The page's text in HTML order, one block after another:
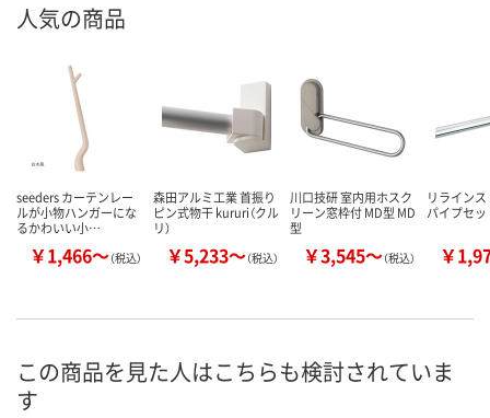
人気の商品
seeders カーテンレー
ルが小物ハンガーにな
るかわいい小…
￥1,466～（税込）
森田アルミ工業 首振り
ピン式物干 kururi（クル
リ）
￥5,233～（税込）
川口技研 室内用ホスク
リーン窓枠付 MD型 MD
型
￥3,545～（税込）
リライン
パイプセ
￥
この商品を見た人はこちらも検討されていま
す